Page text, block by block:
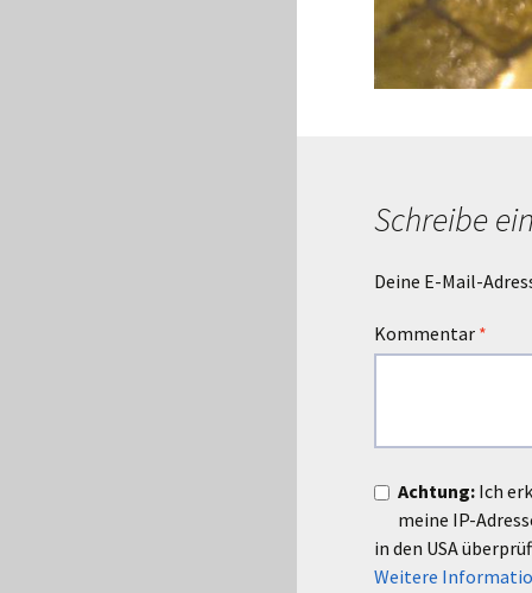
Schreibe
Deine E-Mail-
Kommentar *
Achtung:Ich
meine IP-
in den USA
Weitere